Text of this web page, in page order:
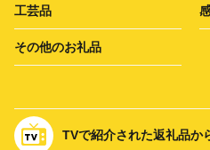
工芸品
その他のお礼品
TVで紹介された返礼品か